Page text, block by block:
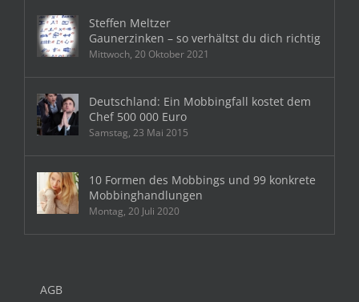
Steffen Meltzer
Gaunerzinken – so verhältst du dich richtig
Mittwoch, 20 Oktober 2021
Deutschland: Ein Mobbingfall kostet dem
Chef 500 000 Euro
Samstag, 23 Mai 2015
10 Formen des Mobbings und 99 konkrete
Mobbinghandlungen
Montag, 20 Juli 2020
AGB